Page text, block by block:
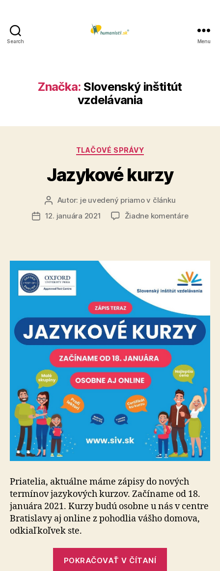
Search Menu
Značka: Slovenský inštitút
vzdelávania
Kategórie
TLAČOVÉ SPRÁVY
Jazykové kurzy
Autor
článku
Autor: je uvedený priamo v článku
Dátum
12. januára 2021 Žiadne komentárena
Priatelia, aktuálne máme zápisy do nových
termínov jazykových kurzov. Začíname od 18.
januára 2021. Kurzy budú osobne u nás v centre
Bratislavy aj online z pohodlia vášho domova,
odkiaľkoľvek ste.
POKRAČOVAŤ V ČÍTANÍ